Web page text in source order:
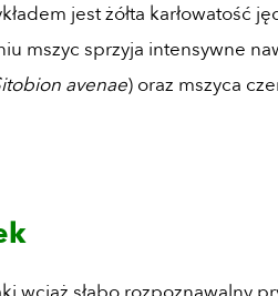
jest żółta karłowatość
mszyc sprzyja intensywne
avenae) oraz mszyca